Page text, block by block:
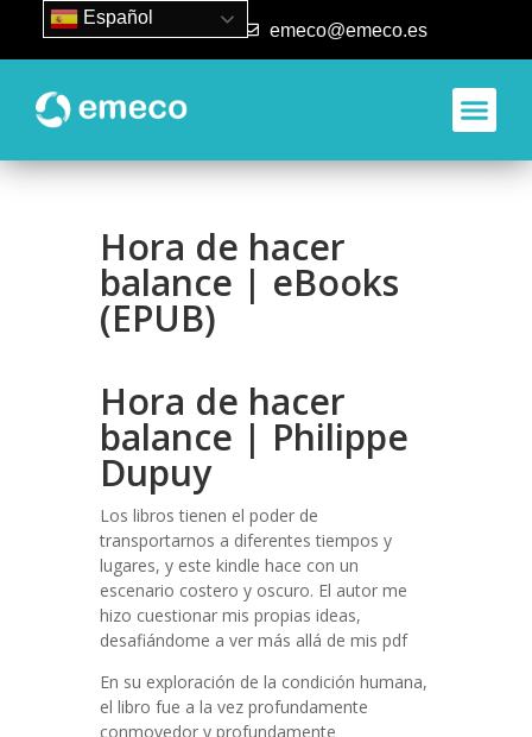
93 840 50 80 emeco@emeco.es
Hora de hacer
balance | eBooks
(EPUB)
Hora de hacer
balance | Philippe
Dupuy
Los libros tienen el poder de
transportarnos a diferentes tiempos y
lugares, y este kindle hace con un
escenario costero y oscuro. El autor me
hizo cuestionar mis propias ideas,
desafiándome a ver más allá de mis pdf
En su exploración de la condición humana,
el libro fue a la vez profundamente
conmovedor y profundamente
Español